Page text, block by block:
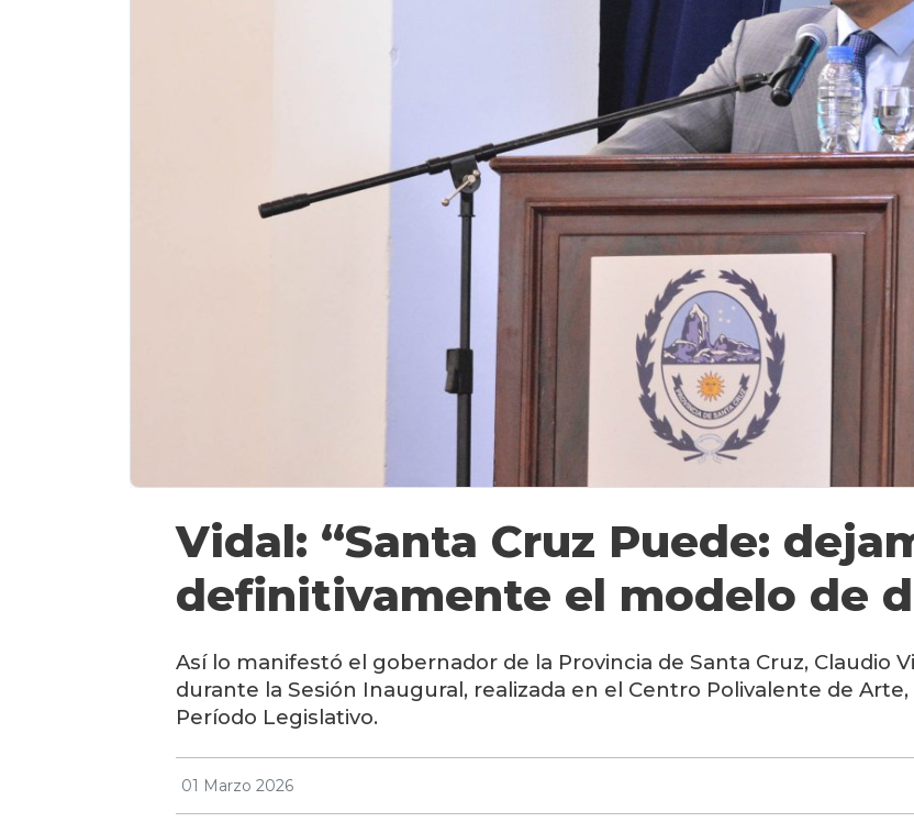
Vidal: “Santa Cruz Puede:
definitivamente el modelo de
Así lo manifestó el gobernador de la Provincia de Santa Cruz, Claudio
durante la Sesión Inaugural, realizada en el Centro Polivalente de
Período Legislativo.
01 Marzo 2026